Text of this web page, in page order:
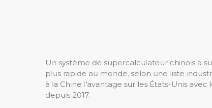
Un système de supercalculateur chinois a
plus rapide au monde, selon une liste
à la Chine l'avantage sur les États-Unis
depuis 2017.